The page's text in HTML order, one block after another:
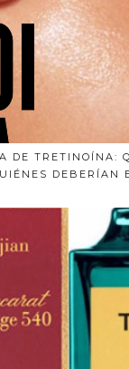
DE TRETINOÍNA:
DEBERÍAN